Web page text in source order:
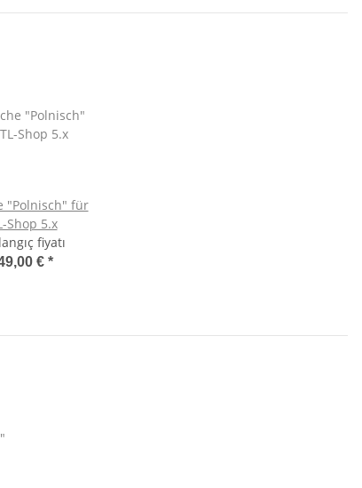
"Polnisch" für
Shop 5.x
fiyatı
€ *